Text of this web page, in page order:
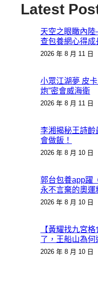
Latest
天空之眼瞰內
查包養網心得成
2026 年 8 月 11 日
小眾江湖夢 皮
炮”密會威海衛
2026 年 8 月 11 日
李湘揭秘王詩齡
會做飯！
2026 年 8 月 10 日
郭台包養app躍
永不言棄的奧
2026 年 8 月 10 日
【黃耀找九宮
了，王船山為何
2026 年 8 月 10 日